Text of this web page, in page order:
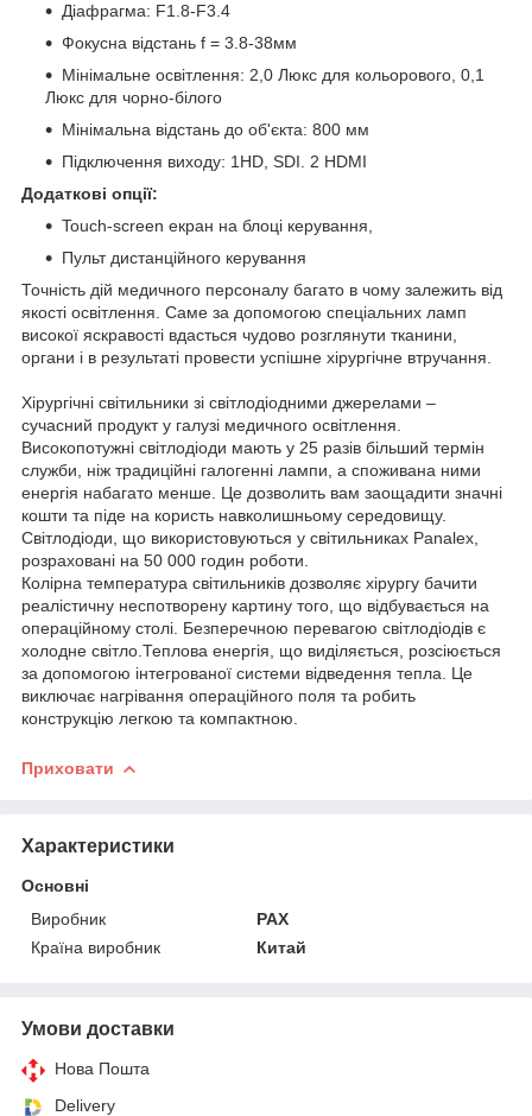
Діафрагма: F1.8-F3.4
Фокусна відстань f = 3.8-38мм
Мінімальне освітлення: 2,0 Люкс для кольорового, 0,1
Люкс для чорно-білого
Мінімальна відстань до об'єкта: 800 мм
Підключення виходу: 1HD, SDI. 2 HDMI
Додаткові опції:
Touch-screen екран на блоці керування,
Пульт дистанційного керування
Точність дій медичного персоналу багато в чому залежить від
якості освітлення. Саме за допомогою спеціальних ламп
високої яскравості вдасться чудово розглянути тканини,
органи і в результаті провести успішне хірургічне втручання.
Хірургічні світильники зі світлодіодними джерелами –
сучасний продукт у галузі медичного освітлення.
Високопотужні світлодіоди мають у 25 разів більший термін
служби, ніж традиційні галогенні лампи, а споживана ними
енергія набагато менше. Це дозволить вам заощадити значні
кошти та піде на користь навколишньому середовищу.
Світлодіоди, що використовуються у світильниках Panalex,
розраховані на 50 000 годин роботи.
Колірна температура світильників дозволяє хірургу бачити
реалістичну неспотворену картину того, що відбувається на
операційному столі. Безперечною перевагою світлодіодів є
холодне світло.Теплова енергія, що виділяється, розсіюється
за допомогою інтегрованої системи відведення тепла. Це
виключає нагрівання операційного поля та робить
конструкцію легкою та компактною.
Приховати
Характеристики
Основні
Виробник
PAX
Країна виробник
Китай
Умови доставки
Нова Пошта
Delivery